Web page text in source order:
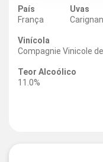
País
França
Uvas
Vinícola
Compagnie Vinicole
Teor Alcoólico
11.0%